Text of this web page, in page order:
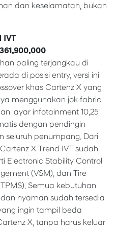
dan keselamatan, bukan
IVT
paling terjangkau di
di posisi entry, versi ini
khas Cartenz X yang
menggunakan jok fabric
layar infotainment 10,25
dengan pendingin
seluruh penumpang. Dari
X Trend IVT sudah
Electronic Stability Control
(VSM), dan Tire
Semua kebutuhan
nyaman sudah tersedia
ingin tampil beda
X, tanpa harus keluar